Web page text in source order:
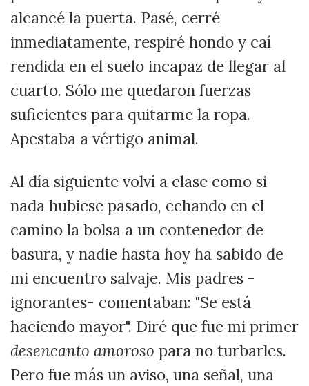
alcancé la puerta. Pasé, cerré
inmediatamente, respiré hondo y caí
rendida en el suelo incapaz de llegar al
cuarto. Sólo me quedaron fuerzas
suficientes para quitarme la ropa.
Apestaba a vértigo animal.
Al día siguiente volví a clase como si
nada hubiese pasado, echando en el
camino la bolsa a un contenedor de
basura, y nadie hasta hoy ha sabido de
mi encuentro salvaje. Mis padres -
ignorantes- comentaban: "Se está
haciendo mayor". Diré que fue mi primer
desencanto amoroso para no turbarles.
Pero fue más un aviso, una señal, una